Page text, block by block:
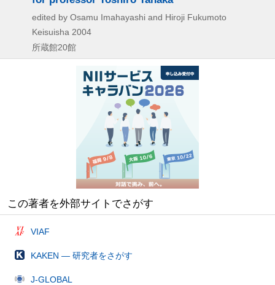
edited by Osamu Imahayashi and Hiroji Fukumoto
Keisuisha 2004
所蔵館20館
この著者を外部サイトでさがす
VIAF
KAKEN — 研究者をさがす
J-GLOBAL